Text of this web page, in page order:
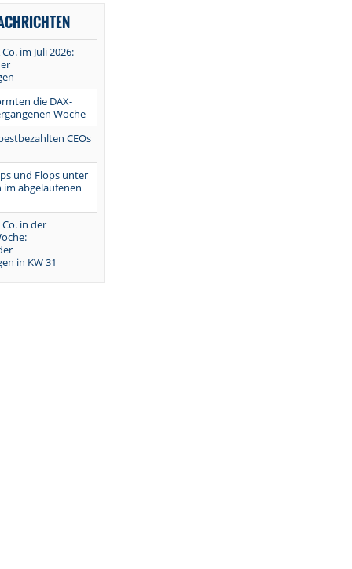
im Juli 2026:
die DAX-
Woche
CEOs
und Flops unter
abgelaufenen
in der
in KW 31